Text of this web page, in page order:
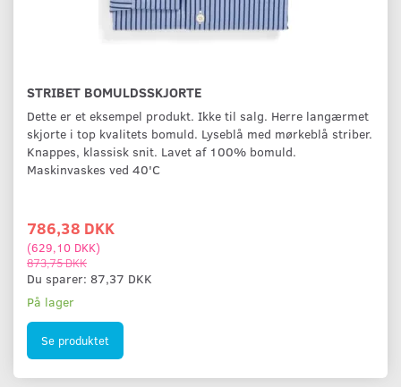
STRIBET BOMULDSSKJORTE
Dette er et eksempel produkt. Ikke til salg. Herre langærmet
skjorte i top kvalitets bomuld. Lyseblå med mørkeblå striber.
Knappes, klassisk snit. Lavet af 100% bomuld.
Maskinvaskes ved 40'C
786,38 DKK
(629,10 DKK)
873,75 DKK
Du sparer: 87,37 DKK
På lager
Se produktet